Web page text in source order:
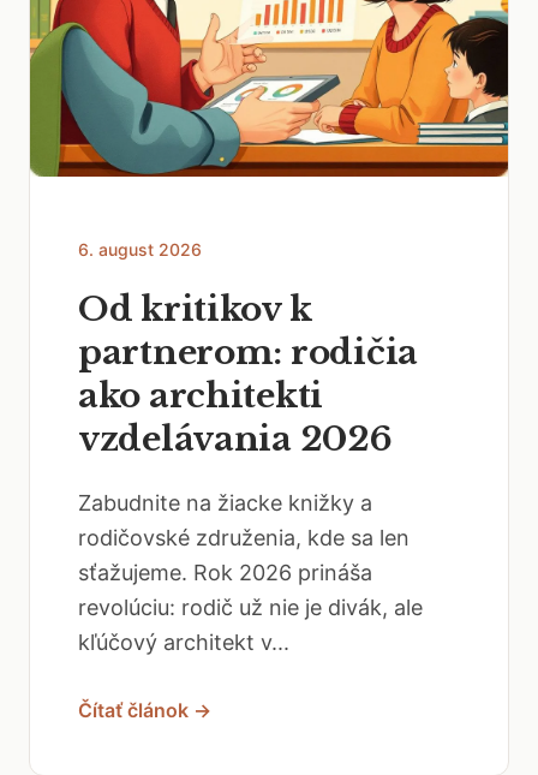
6. august 2026
Od kritikov k
partnerom: rodičia
ako architekti
vzdelávania 2026
Zabudnite na žiacke knižky a
rodičovské združenia, kde sa len
sťažujeme. Rok 2026 prináša
revolúciu: rodič už nie je divák, ale
kľúčový architekt v...
Čítať článok →